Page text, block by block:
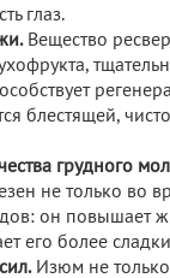
глаз.
Вещество
блестящей,
грудного
не только во
он повышает
его более
Изюм не